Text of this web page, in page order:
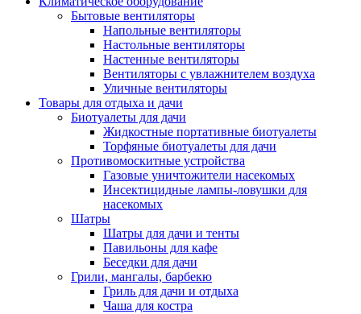
Бытовые вентиляторы
Напольные вентиляторы
Настольные вентиляторы
Настенные вентиляторы
Вентиляторы с увлажнителем воздуха
Уличные вентиляторы
Товары для отдыха и дачи
Биотуалеты для дачи
Жидкостные портативные биотуалеты
Торфяные биотуалеты для дачи
Противомоскитные устройства
Газовые уничтожители насекомых
Инсектицидные лампы-ловушки для
насекомых
Шатры
Шатры для дачи и тенты
Павильоны для кафе
Беседки для дачи
Грили, мангалы, барбекю
Гриль для дачи и отдыха
Чаша для костра